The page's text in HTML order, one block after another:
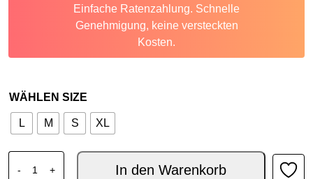
Einfache Ratenzahlung. Schnelle
Genehmigung, keine versteckten
Kosten.
WÄHLEN SIZE
L M S XL
-
ALPINESTARS MX JUGEND TRIKOT FLÜSSIGKEIT
+ In den Warenkorb